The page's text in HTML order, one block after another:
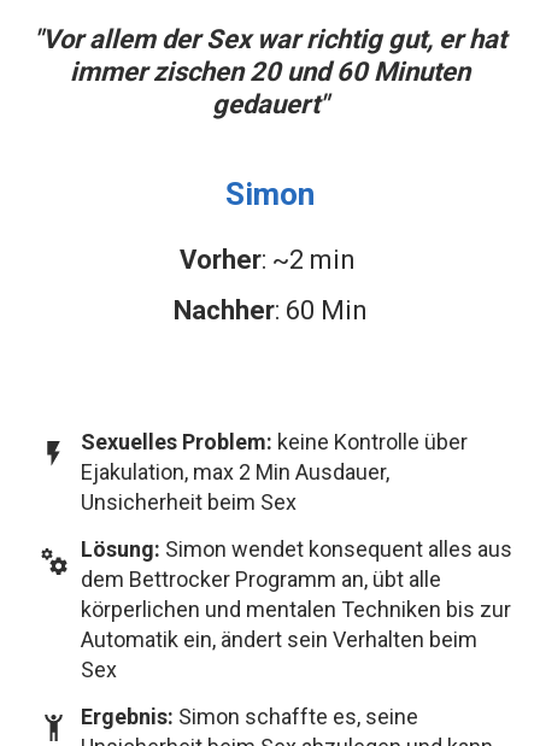
"Vor allem der Sex war richtig gut, er hat
immer zischen 20 und 60 Minuten
gedauert"
Simon
Vorher: ~2 min
Nachher: 60 Min
Sexuelles Problem: keine Kontrolle über
Ejakulation, max 2 Min Ausdauer,
Unsicherheit beim Sex
Lösung: Simon wendet konsequent alles aus
dem Bettrocker Programm an, übt alle
körperlichen und mentalen Techniken bis zur
Automatik ein, ändert sein Verhalten beim
Sex
Ergebnis: Simon schaffte es, seine